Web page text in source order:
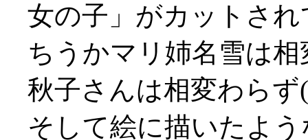
女の子」がカットさ
ちうかマリ姉名雪は
秋子さんは相変わら
そして絵に描いたよ